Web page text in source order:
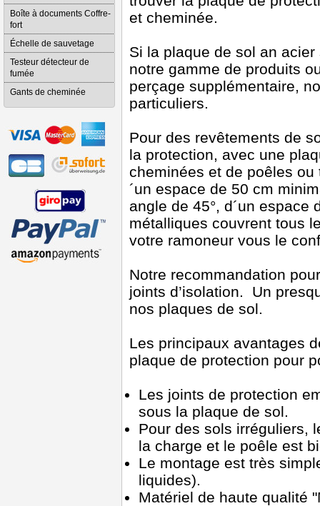
et cheminée.
Si la plaque de sol an
notre gamme de produits
perçage supplémentaire,
particuliers.
Pour des revêtements de
la protection, avec une
cheminées et de poêles
´un espace de 50 cm
angle de 45°, d´un
métalliques couvrent tous
votre ramoneur vous le
Notre recommandation
joints d’isolation. Un
nos plaques de sol.
Les principaux avantages
plaque de protection pour
Les joints de protection
sous la plaque de sol.
Pour des sols irréguliers,
la charge et le poêle est
Le montage est très
liquides).
Matériel de haute qualité
Boîte à documents Coffre-
fort
Échelle de sauvetage
Testeur détecteur de
fumée
Gants de cheminée